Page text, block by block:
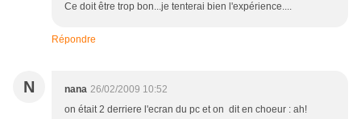
Ce doit être trop bon...je tenterai bien l'expérience....
Répondre
N nana 26/02/2009 10:52
on était 2 derriere l'ecran du pc et on dit en choeur : ah!